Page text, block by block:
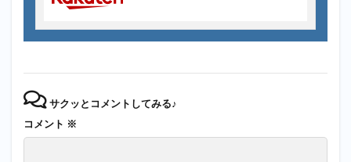
サクッとコメントしてみる♪
コメント ※